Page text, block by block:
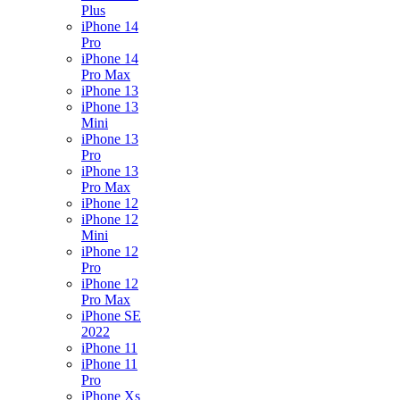
Plus
iPhone 14
Pro
iPhone 14
Pro Max
iPhone 13
iPhone 13
Mini
iPhone 13
Pro
iPhone 13
Pro Max
iPhone 12
iPhone 12
Mini
iPhone 12
Pro
iPhone 12
Pro Max
iPhone SE
2022
iPhone 11
iPhone 11
Pro
iPhone Xs